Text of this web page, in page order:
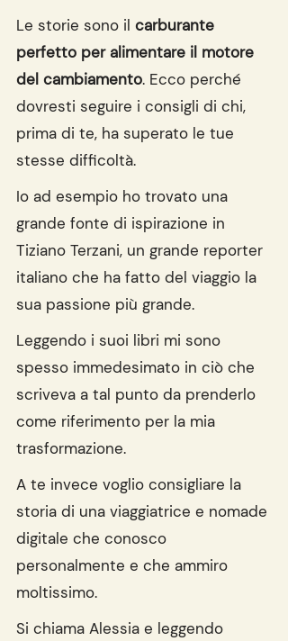
Le storie sono il carburante
perfetto per alimentare il motore
del cambiamento. Ecco perché
dovresti seguire i consigli di chi,
prima di te, ha superato le tue
stesse difficoltà.
Io ad esempio ho trovato una
grande fonte di ispirazione in
Tiziano Terzani, un grande reporter
italiano che ha fatto del viaggio la
sua passione più grande.
Leggendo i suoi libri mi sono
spesso immedesimato in ciò che
scriveva a tal punto da prenderlo
come riferimento per la mia
trasformazione.
A te invece voglio consigliare la
storia di una viaggiatrice e nomade
digitale che conosco
personalmente e che ammiro
moltissimo.
Si chiama Alessia e leggendo